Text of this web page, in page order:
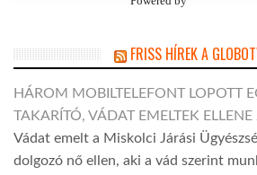
FRISS HÍREK A
HÁROM MOBILTELEFONT LOPOTT
TAKARÍTÓ, VÁDAT EMELTEK ELLENE
Vádat emelt a Miskolci Járási
dolgozó nő ellen, aki a vád szerint